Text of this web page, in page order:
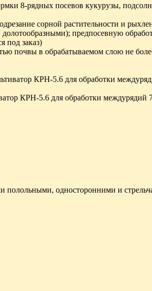
8-рядных посевов кукурузы,
сорной растительности и
предпосевную
под заказ)
почвы в обрабатываемом слою не
КРН-5.6 для обработки
КРН-5.6 для обработки междурядий
полольными, односторонними и